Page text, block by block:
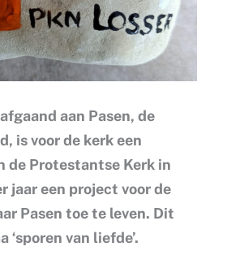
aan Pasen, de
is voor de kerk een
de Protestantse Kerk in
jaar een project voor de
Pasen toe te leven. Dit
‘sporen van liefde’.